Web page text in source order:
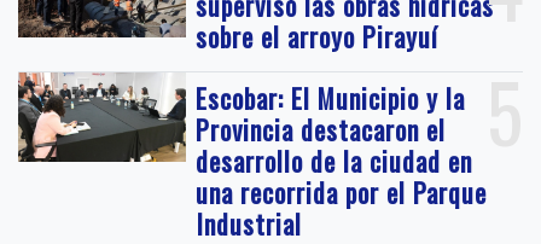
sobre el arroyo Pirayuí
5
Escobar: El Municipio y la
Provincia destacaron el
desarrollo de la ciudad en
una recorrida por el Parque
Industrial